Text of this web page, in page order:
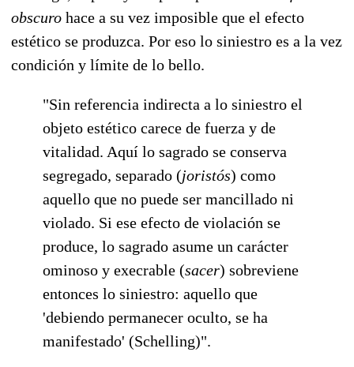
obscuro hace a su vez imposible que el efecto
estético se produzca. Por eso lo siniestro es a la vez
condición y límite de lo bello.
"Sin referencia indirecta a lo siniestro el
objeto estético carece de fuerza y de
vitalidad. Aquí lo sagrado se conserva
segregado, separado (joristós) como
aquello que no puede ser mancillado ni
violado. Si ese efecto de violación se
produce, lo sagrado asume un carácter
ominoso y execrable (sacer) sobreviene
entonces lo siniestro: aquello que
'debiendo permanecer oculto, se ha
manifestado' (Schelling)".